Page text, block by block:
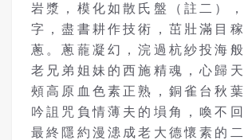
岩漿，模化如散氏盤（註二）
字，盡書耕作技術，茁壯滿目
蔥。蔥蘢凝幻，浣過杭紗投海
老兄弟姐妹的西施精魂，心歸
頰高原血色素正熟，銅雀台秋
吟詛咒負情薄夫的塤角，喚不
最終隱約漫漶成老大德懷素的